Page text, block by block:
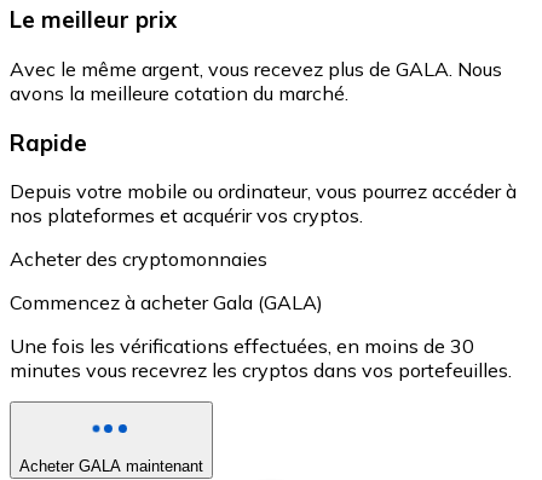
Le meilleur prix
Avec le même argent, vous recevez plus de GALA. Nous
avons la meilleure cotation du marché.
Rapide
Depuis votre mobile ou ordinateur, vous pourrez accéder à
nos plateformes et acquérir vos cryptos.
Acheter des cryptomonnaies
Commencez à acheter Gala (GALA)
Une fois les vérifications effectuées, en moins de 30
minutes vous recevrez les cryptos dans vos portefeuilles.
Acheter GALA maintenant